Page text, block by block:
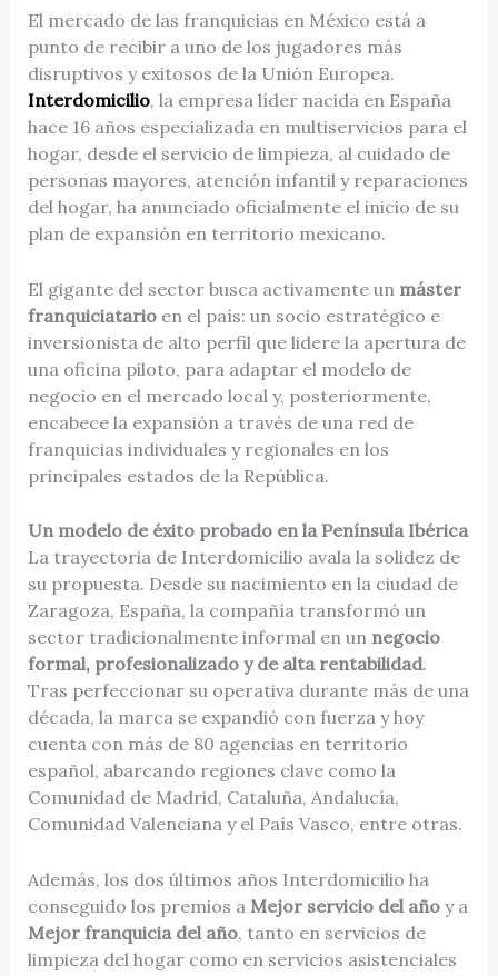
El mercado de las franquicias en México está a
punto de recibir a uno de los jugadores más
disruptivos y exitosos de la Unión Europea.
Interdomicilio, la empresa líder nacida en España
hace 16 años especializada en multiservicios para el
hogar, desde el servicio de limpieza, al cuidado de
personas mayores, atención infantil y reparaciones
del hogar, ha anunciado oficialmente el inicio de su
plan de expansión en territorio mexicano.
El gigante del sector busca activamente un máster
franquiciatarioen el país: un socio estratégico e
inversionista de alto perfil que lidere la apertura de
una oficina piloto, para adaptar el modelo de
negocio en el mercado local y, posteriormente,
encabece la expansión a través de una red de
franquicias individuales y regionales en los
principales estados de la República.
Un modelo de éxito probado en la Península Ibérica
La trayectoria de Interdomicilio avala la solidez de
su propuesta. Desde su nacimiento en la ciudad de
Zaragoza, España, la compañía transformó un
sector tradicionalmente informal en un negocio
formal, profesionalizado y de alta rentabilidad.
Tras perfeccionar su operativa durante más de una
década, la marca se expandió con fuerza y hoy
cuenta con más de 80 agencias en territorio
español, abarcando regiones clave como la
Comunidad de Madrid, Cataluña, Andalucía,
Comunidad Valenciana y el País Vasco, entre otras.
Además, los dos últimos años Interdomicilio ha
conseguido los premios a Mejor servicio del añoy a
Mejor franquicia del año, tanto en servicios de
limpieza del hogar como en servicios asistenciales